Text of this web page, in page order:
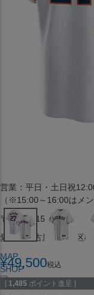
営業：平日・土日祝
（※15:00～16:00はメ
〒453-0015
愛知県名古屋市中村区
MAP
SHOP
¥49,500税込
[ 1,485 ポイント進呈 ]